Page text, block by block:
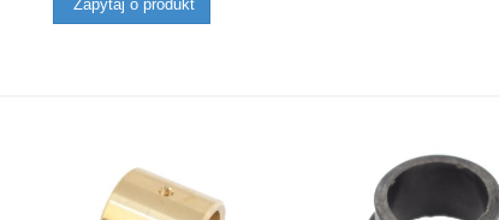
Zapytaj o produkt